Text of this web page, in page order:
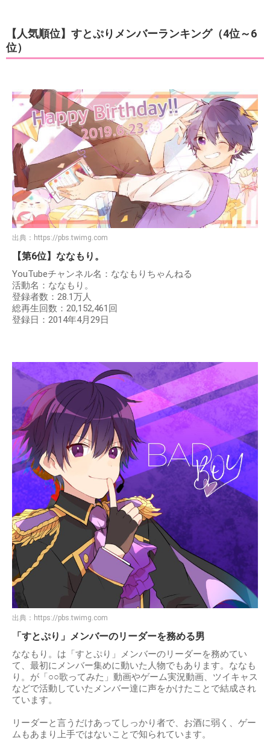
【人気順位】すとぷりメンバーランキング（4位～6
位）
出典： https://pbs.twimg.com
【第6位】ななもり。
YouTubeチャンネル名：ななもりちゃんねる
活動名：ななもり。
登録者数：28.1万人
総再生回数：20,152,461回
登録日：2014年4月29日
出典： https://pbs.twimg.com
「すとぷり」メンバーのリーダーを務める男
ななもり。は「すとぷり」メンバーのリーダーを務めてい
て、最初にメンバー集めに動いた人物でもあります。ななも
り。が「○○歌ってみた」動画やゲーム実況動画、ツイキャス
などで活動していたメンバー達に声をかけたことで結成され
ています。
リーダーと言うだけあってしっかり者で、お酒に弱く、ゲー
ムもあまり上手ではないことで知られています。